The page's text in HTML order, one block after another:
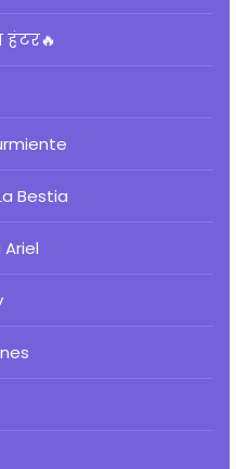
हंटर🔥
Bestia